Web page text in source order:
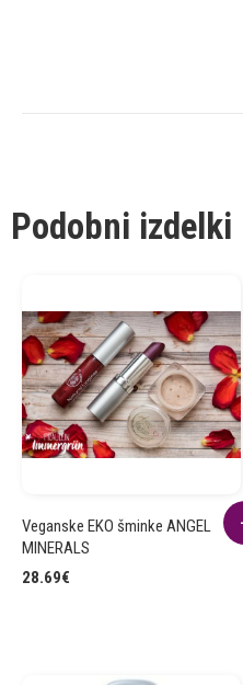
Podobni izdelki
Veganske EKO šminke ANGEL
MINERALS
28.69€